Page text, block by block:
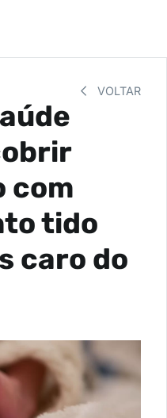
VOLTAR
com
tido
caro do